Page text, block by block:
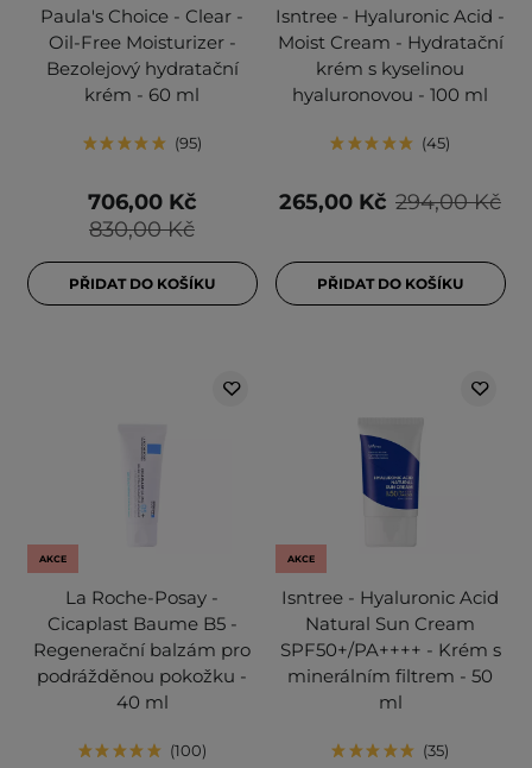
Paula's Choice - Clear -
Oil-Free Moisturizer -
Bezolejový hydratační
krém - 60 ml
95
830,00 Kč
706,00 Kč
PŘIDAT DO KOŠÍKU
Isntree - Hyaluronic Acid -
Moist Cream - Hydratační
krém s kyselinou
hyaluronovou - 100 ml
45
294,00 Kč
265,00 Kč
PŘIDAT DO KOŠÍKU
AKCE
La Roche-Posay -
Cicaplast Baume B5 -
Regenerační balzám pro
podrážděnou pokožku -
40 ml
100
AKCE
Isntree - Hyaluronic Acid
Natural Sun Cream
SPF50+/PA++++ - Krém s
minerálním filtrem - 50
ml
35